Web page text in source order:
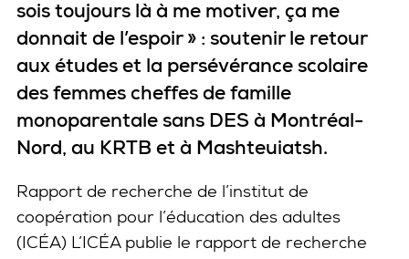
sois toujours là à me motiver, ça me
donnait de l’espoir » : soutenir le retour
aux études et la persévérance scolaire
des femmes cheffes de famille
monoparentale sans DES à Montréal-
Nord, au KRTB et à Mashteuiatsh.
Rapport de recherche de l’institut de
coopération pour l’éducation des adultes
(ICÉA) L’ICÉA publie le rapport de recherche